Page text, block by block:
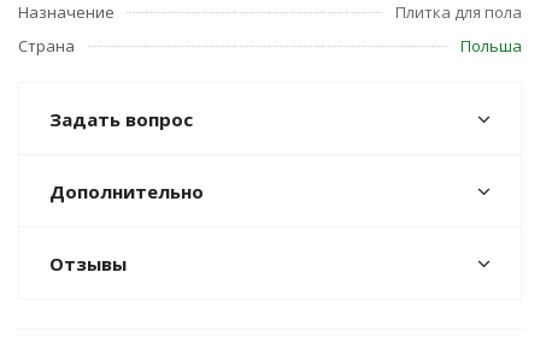
Назначение
Плитка для пола
Страна
Польша
Задать вопрос
Дополнительно
Отзывы